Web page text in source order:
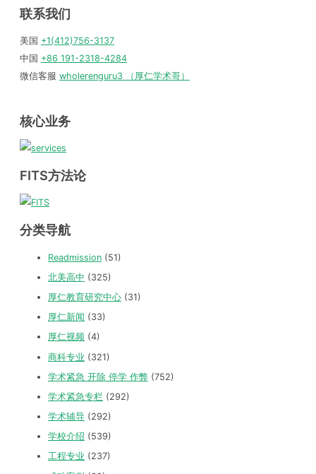
联系我们
美国 +1(412)756-3137
中国 +86 191-2318-4284
微信客服 wholerenguru3 （厚仁学术哥）
核心业务
FITS方法论
分类导航
Readmission (51)
北美高中 (325)
厚仁教育研究中心 (31)
厚仁新闻 (33)
厚仁视频 (4)
商科专业 (321)
学术紧急 开除 停学 作弊 (752)
学术紧急专栏 (292)
学术辅导 (292)
学校介绍 (539)
工程专业 (237)